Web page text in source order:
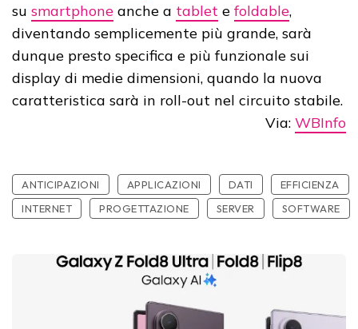
su smartphone anche a tablet e foldable,
diventando semplicemente più grande, sarà
dunque presto specifica e più funzionale sui
display di medie dimensioni, quando la nuova
caratteristica sarà in roll-out nel circuito stabile.
Via: WBInfo
ANTICIPAZIONI APPLICAZIONI DATI
EFFICIENZA
INTERNET
PROGETTAZIONE SERVER SOFTWARE